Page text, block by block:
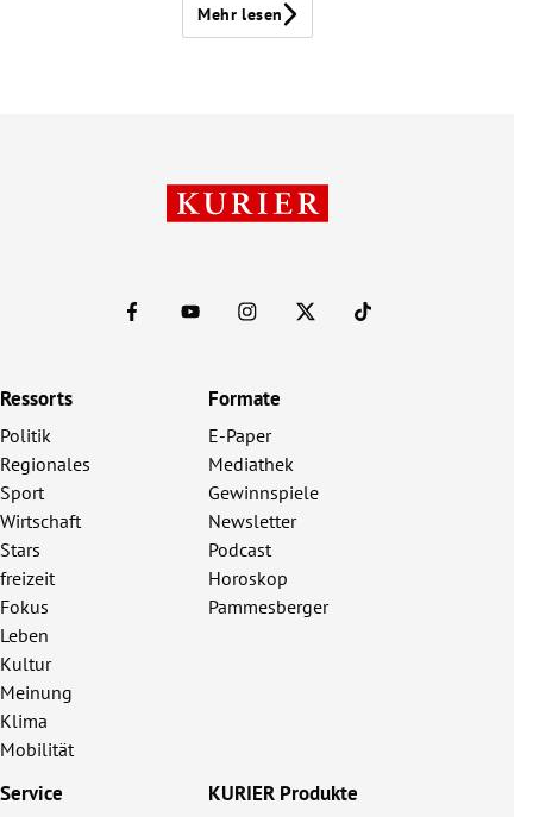
Mehr lesen
Ressorts
Politik
Regionales
Sport
Wirtschaft
Stars
freizeit
Fokus
Leben
Kultur
Meinung
Klima
Mobilität
Formate
E-Paper
Mediathek
Gewinnspiele
Newsletter
Podcast
Horoskop
Pammesberger
Service KURIER Produkte